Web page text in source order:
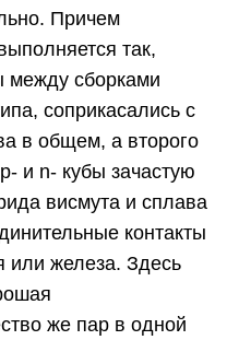
Причем
так,
между сборками
соприкасались с
в общем, а второго
и n- кубы зачастую
висмута и сплава
контакты
железа. Здесь
же пар в одной